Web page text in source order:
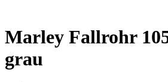
Marley Fallrohr
grau